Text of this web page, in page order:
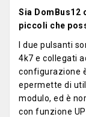
Sia DomBus12
piccoli che
I due pulsanti
4k7 e collegati
configurazione
epermette di
modulo, ed è
con funzione